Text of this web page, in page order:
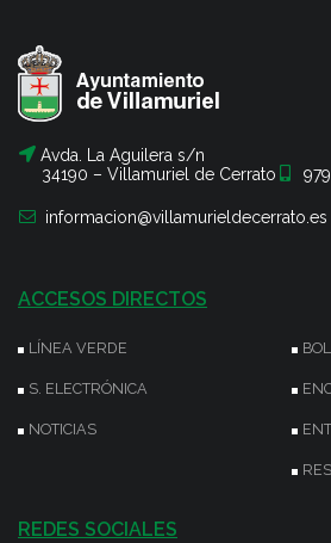
Avda. La Aguilera s/n
34190 – Villamuriel de Cerrato
informacion@villamurieldecerrato.es
ACCESOS DIRECTOS
LÍNEA VERDE
S. ELECTRÓNICA
NOTICIAS
REDES SOCIALES